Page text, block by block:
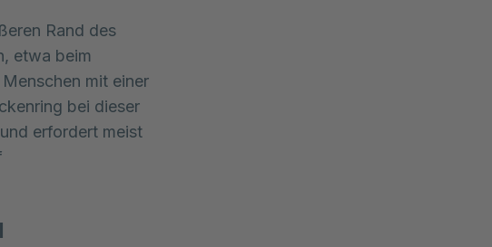
Rand des
etwa beim
mit einer
bei dieser
erfordert meist